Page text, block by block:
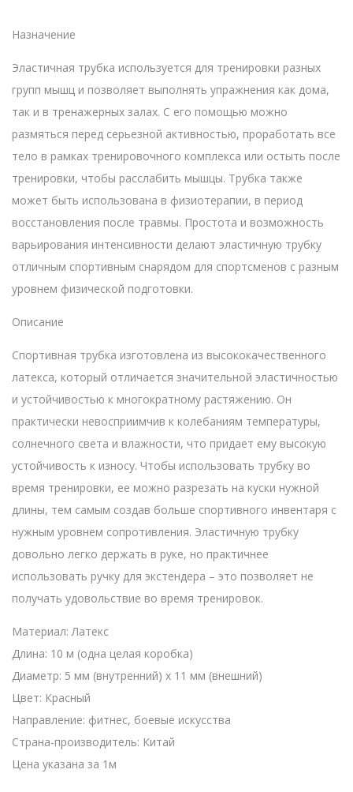
Назначение
Эластичная трубка используется для тренировки разных
групп мышц и позволяет выполнять упражнения как дома,
так и в тренажерных залах. С его помощью можно
размяться перед серьезной активностью, проработать все
тело в рамках тренировочного комплекса или остыть после
тренировки, чтобы расслабить мышцы. Трубка также
может быть использована в физиотерапии, в период
восстановления после травмы. Простота и возможность
варьирования интенсивности делают эластичную трубку
отличным спортивным снарядом для спортсменов с разным
уровнем физической подготовки.
Описание
Спортивная трубка изготовлена из высококачественного
латекса, который отличается значительной эластичностью
и устойчивостью к многократному растяжению. Он
практически невосприимчив к колебаниям температуры,
солнечного света и влажности, что придает ему высокую
устойчивость к износу. Чтобы использовать трубку во
время тренировки, ее можно разрезать на куски нужной
длины, тем самым создав больше спортивного инвентаря с
нужным уровнем сопротивления. Эластичную трубку
довольно легко держать в руке, но практичнее
использовать ручку для экстендера – это позволяет не
получать удовольствие во время тренировок.
Материал: Латекс
Длина: 10 м (одна целая коробка)
Диаметр: 5 мм (внутренний) x 11 мм (внешний)
Цвет: Красный
Направление: фитнес, боевые искусства
Страна-производитель: Китай
Цена указана за 1м